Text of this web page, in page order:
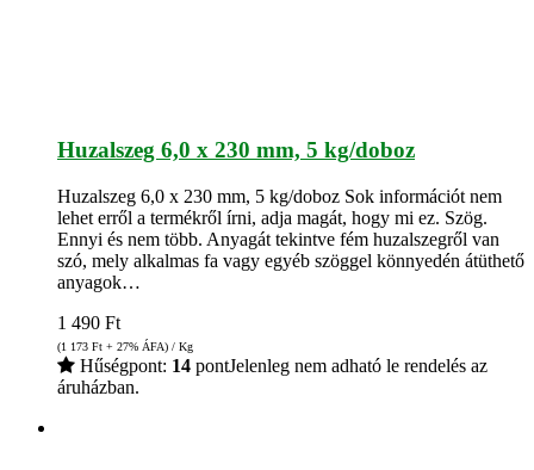
Huzalszeg 6,0 x 230 mm, 5 kg/doboz
Huzalszeg 6,0 x 230 mm, 5 kg/doboz Sok információt nem
lehet erről a termékről írni, adja magát, hogy mi ez. Szög.
Ennyi és nem több. Anyagát tekintve fém huzalszegről van
szó, mely alkalmas fa vagy egyéb szöggel könnyedén átüthető
anyagok…
1 490 Ft
(1 173 Ft + 27% ÁFA) / Kg
Hűségpont: 14 pontJelenleg nem adható le rendelés az
áruházban.